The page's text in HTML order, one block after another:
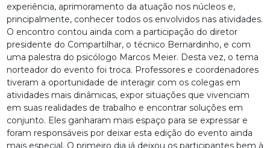
experiência, aprimoramento da atuação nos núcleos e,
principalmente, conhecer todos os envolvidos nas atividades.
O encontro contou ainda com a participação do diretor
presidente do Compartilhar, o técnico Bernardinho, e com
uma palestra do psicólogo Marcos Meier. Desta vez, o tema
norteador do evento foi troca. Professores e coordenadores
tiveram a oportunidade de interagir com os colegas em
atividades mais dinâmicas, expor situações que vivenciam
em suas realidades de trabalho e encontrar soluções em
conjunto. Eles ganharam mais espaço para se expressar e
foram responsáveis por deixar esta edição do evento ainda
mais especial. O primeiro dia já deixou os participantes bem à